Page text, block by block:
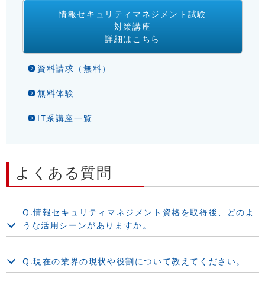
情報セキュリティマネジメント試験
対策講座
詳細はこちら
資料請求（無料）
無料体験
IT系講座一覧
よくある質問
Q.情報セキュリティマネジメント資格を取得後、どのよ
うな活用シーンがありますか。
Q.現在の業界の現状や役割について教えてください。